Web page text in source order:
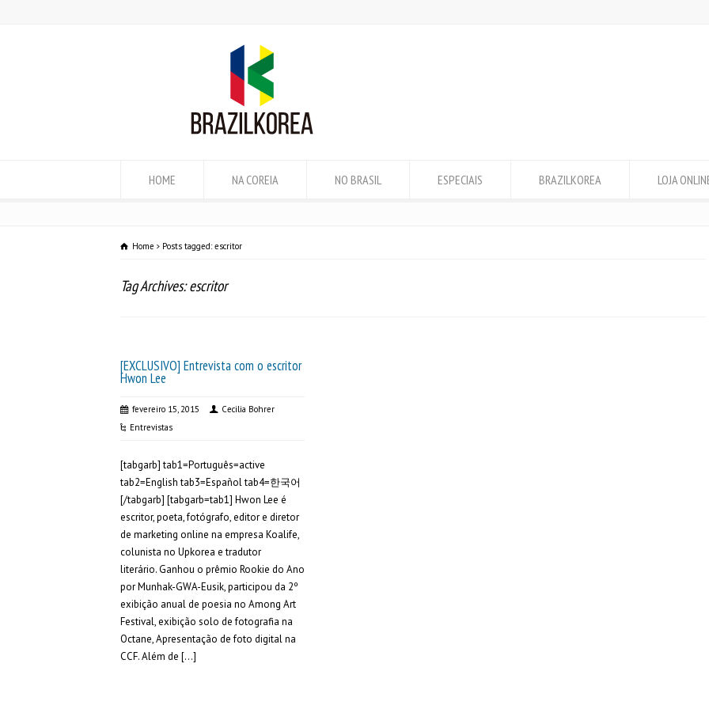
HOME NA COREIA NO BRASIL ESPECIAIS BRAZILKOREA LOJA
Home Posts tagged: escritor
Tag Archives: escritor
[EXCLUSIVO] Entrevista com o escritor
Hwon Lee
fevereiro 15, 2015
Cecilia Bohrer
Entrevistas
[tabgarb] tab1=Português=active
tab2=English tab3=Español tab4=한국어
[/tabgarb] [tabgarb=tab1] Hwon Lee é
escritor, poeta, fotógrafo, editor e diretor
de marketing online na empresa Koalife,
colunista no Upkorea e tradutor
literário. Ganhou o prêmio Rookie do Ano
por Munhak-GWA-Eusik, participou da 2º
exibição anual de poesia no Among Art
Festival, exibição solo de fotografia na
Octane, Apresentação de foto digital na
CCF. Além de […]